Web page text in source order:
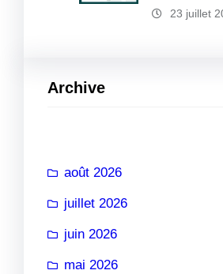
23 juillet
Archive
août 2026
juillet 2026
juin 2026
mai 2026